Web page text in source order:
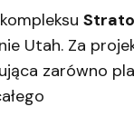
Utah. Za
zarówno